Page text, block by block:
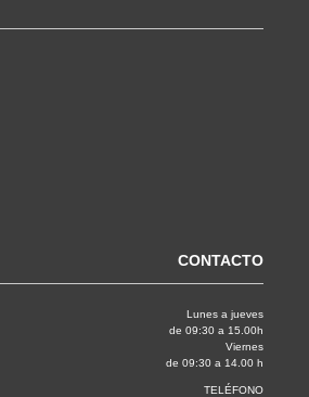
CONTACTO
Lunes a jueves
de 09:30 a 15.00h
Viernes
de 09:30 a 14.00 h
TELÉFONO